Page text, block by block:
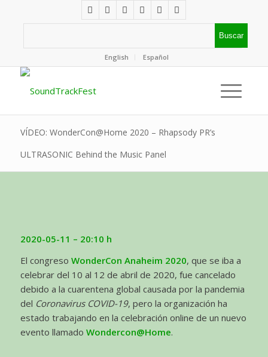
English Español
VÍDEO: WonderCon@Home 2020 – Rhapsody PR’s
ULTRASONIC Behind the Music Panel
2020-05-11 – 20:10 h
El congreso WonderCon Anaheim 2020, que se iba a
celebrar del 10 al 12 de abril de 2020, fue cancelado
debido a la cuarentena global causada por la pandemia
del Coronavirus COVID-19, pero la organización ha
estado trabajando en la celebración online de un nuevo
evento llamado Wondercon@Home.